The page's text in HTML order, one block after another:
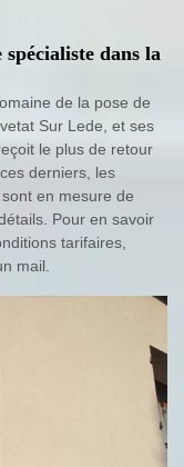
dans la
de la pose de
Sur Lede, et ses
le plus de retour
derniers, les
en mesure de
Pour en savoir
tarifaires,
mail.